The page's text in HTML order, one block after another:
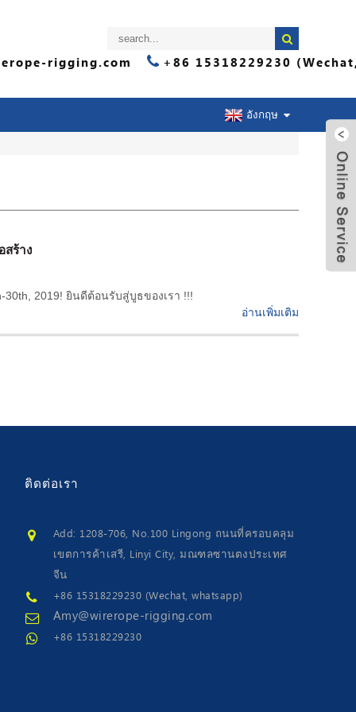
rigging.com +86 15318229230
อังกฤษ
สร้าง
2019! ยินดีต้อนรับสู่บูธของเรา !!!
อ่านเพิ่มเติม
ติดต่อเรา
Add: 1208-706, No.100 Lingong ถนนที่ครอบคลุม
เขตการค้าเสรี, Linyi City, มณฑลซานตงประเทศ
จีน
+86 15318229230 (Wechat, whatsapp)
Amy@wirerope-rigging.com
+86 15318229230